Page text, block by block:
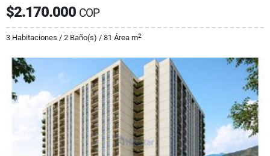
$2.170.000 COP
3 Habitaciones / 2 Baño(s) / 81 Área m2